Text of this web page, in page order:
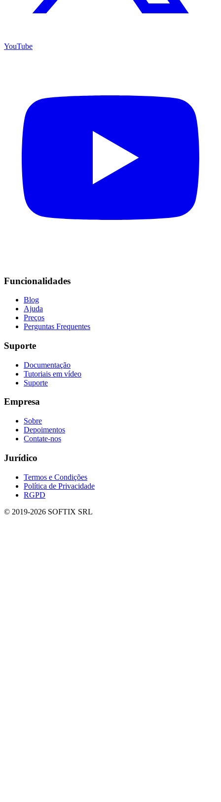
YouTube
Funcionalidades
Blog
Ajuda
Preços
Perguntas Frequentes
Suporte
Documentação
Tutoriais em vídeo
Suporte
Empresa
Sobre
Depoimentos
Contate-nos
Jurídico
Termos e Condições
Política de Privacidade
RGPD
© 2019-2026 SOFTIX SRL